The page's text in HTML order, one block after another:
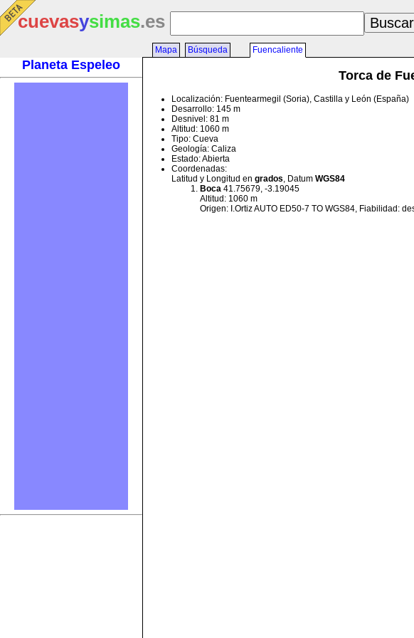
cuevasysimas.es
Planeta Espeleo
Mapa Búsqueda Fuencaliente
Torca de
Localización: Fuentearmegil (Soria), Castilla y León (España)
Desarrollo: 145 m
Desnivel: 81 m
Altitud: 1060 m
Tipo: Cueva
Geología: Caliza
Estado: Abierta
Coordenadas:
Latitud y Longitud en grados, Datum WGS84
Boca 41.75679, -3.19045
Altitud: 1060 m
Origen: I.Ortiz AUTO ED50-7 TO WGS84, Fiabilidad: